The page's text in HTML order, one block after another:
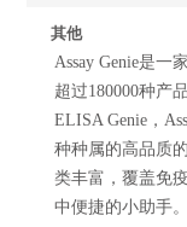
其他
Assay Genie是
超过180000种产
ELISA Genie，
种种属的高品质
类丰富，覆盖免
中便捷的小助手。